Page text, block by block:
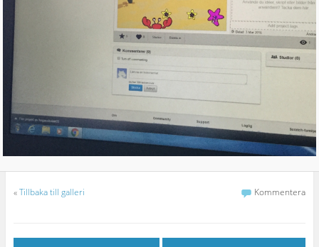
«Tillbaka till galleri Kommentera